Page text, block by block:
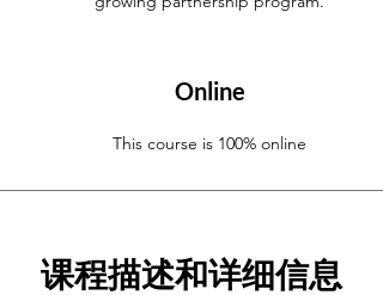
Online
This course is 100% online
课程描述和详细信息